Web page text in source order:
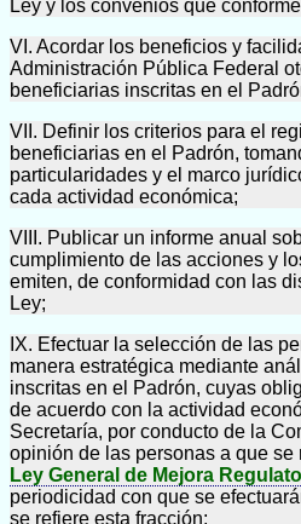
Ley y los convenios que
VI. Acordar los beneficios y
Administración Pública Federal
beneficiarias inscritas en el
VII. Definir los criterios para el
beneficiarias en el Padrón,
particularidades y el marco
cada actividad económica;
VIII. Publicar un informe anual
cumplimiento de las acciones y
emiten, de conformidad con las
Ley;
IX. Efectuar la selección de las
manera estratégica mediante
inscritas en el Padrón, cuyas
de acuerdo con la actividad
Secretaría, por conducto de la
opinión de las personas a que se
Ley General de Mejora
periodicidad con que se
se refiere esta fracción;